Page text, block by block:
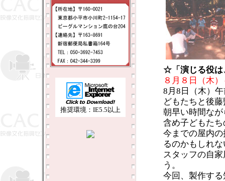
推奨環境：IE5.5以上
☆「演じる役は
８月８日（木
8月8日（木）
どもたちと後
朝早い時間な
含め子どもた
今までの屋内
るのかもしれ
スタッフの自
う。
今回、製作す